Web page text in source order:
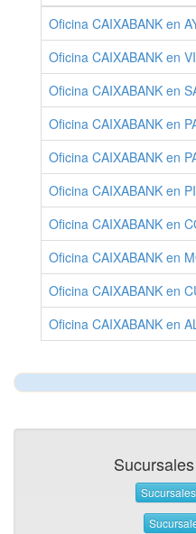
Oficina CAIXABANK en
Oficina CAIXABANK en
Oficina CAIXABANK en
Oficina CAIXABANK en
Oficina CAIXABANK en
Oficina CAIXABANK en
Oficina CAIXABANK en
Oficina CAIXABANK en
Oficina CAIXABANK en
Oficina CAIXABANK en